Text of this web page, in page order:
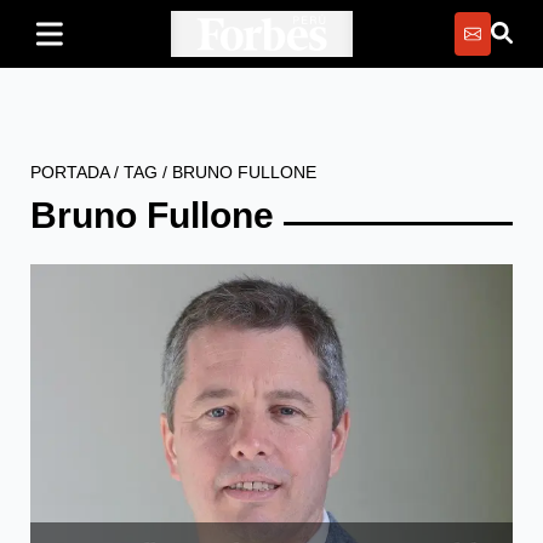
PORTADA/ TAG / BRUNO FULLONE
Bruno Fullone